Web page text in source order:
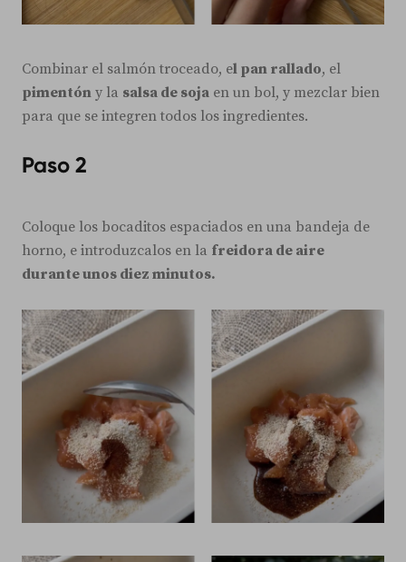
Combinar el salmón troceado, el pan rallado, el
pimentón y la salsa de soja en un bol, y mezclar bien
para que se integren todos los ingredientes.
Paso 2
Coloque los bocaditos espaciados en una bandeja de
horno, e introduzcalos en la freidora de aire
durante unos diez minutos.